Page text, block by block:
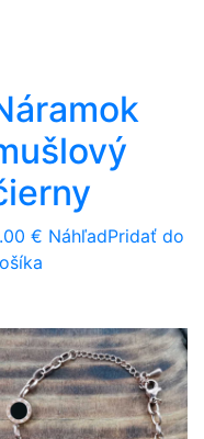
€ NáhľadPridať do